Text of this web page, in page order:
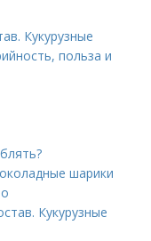
Кукурузные
польза и
шарики
Кукурузные